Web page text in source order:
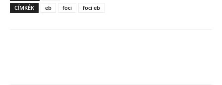
CÍMKÉK
eb foci foci eb